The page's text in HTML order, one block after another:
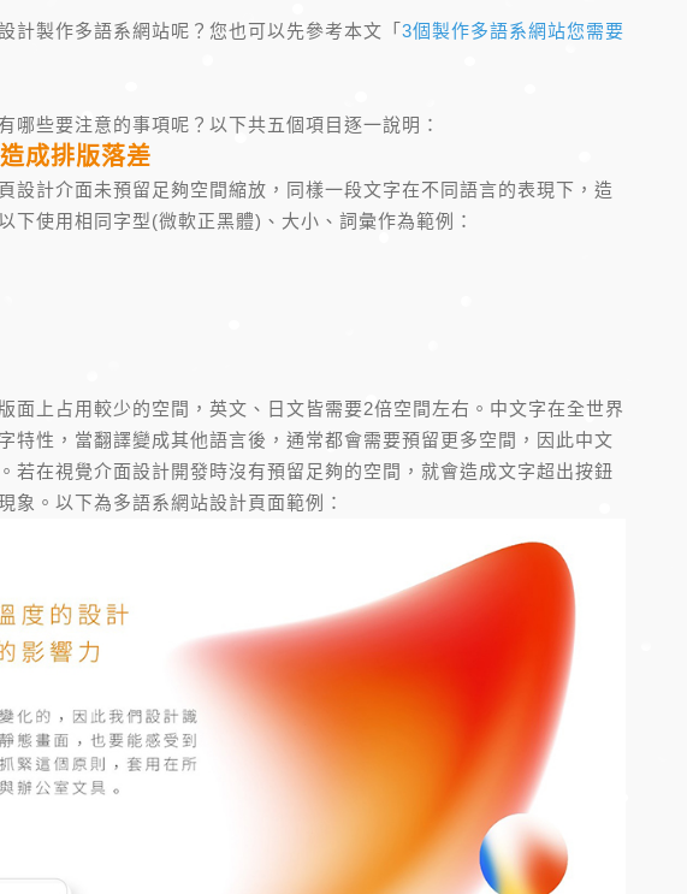
計製作多語系網站呢？您也可以先參考本文「 3個製作多語系網站您需要
哪些要注意的事項呢？以下共五個項目逐一說明：
成排版落差
設計介面未預留足夠空間縮放，同樣一段文字在不同語言的表現下，造
下使用相同字型(微軟正黑體)、大小、詞彙作為範例：
面上占用較少的空間，英文、日文皆需要2倍空間左右。中文字在全世界
特性，當翻譯變成其他語言後，通常都會需要預留更多空間，因此中文
若在視覺介面設計開發時沒有預留足夠的空間，就會造成文字超出按鈕
象。以下為多語系網站設計頁面範例：